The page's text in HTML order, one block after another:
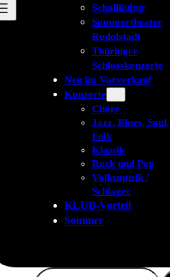
Schallkultur
Sommertheater
Rudolstadt
Thüringer
Schlosskonzerte
Neu im Vorverkauf
Konzerte
Chöre
Jazz, Blues, Soul,
Folk
Klassik
Rock und Pop
Volksmusik /
Schlager
KLUB-Vorteil
Sommer
Suchen